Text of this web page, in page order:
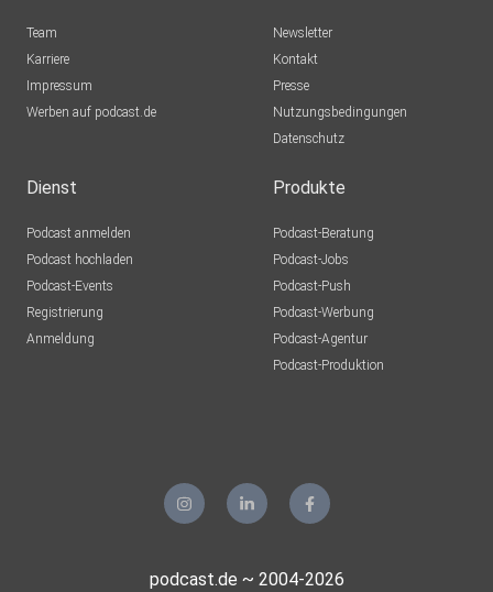
Team
Karriere
Impressum
Werben auf podcast.de
Newsletter
Kontakt
Presse
Nutzungsbedingungen
Datenschutz
Dienst
Podcast anmelden
Podcast hochladen
Podcast-Events
Registrierung
Anmeldung
Produkte
Podcast-Beratung
Podcast-Jobs
Podcast-Push
Podcast-Werbung
Podcast-Agentur
Podcast-Produktion
podcast.de ~ 2004-2026